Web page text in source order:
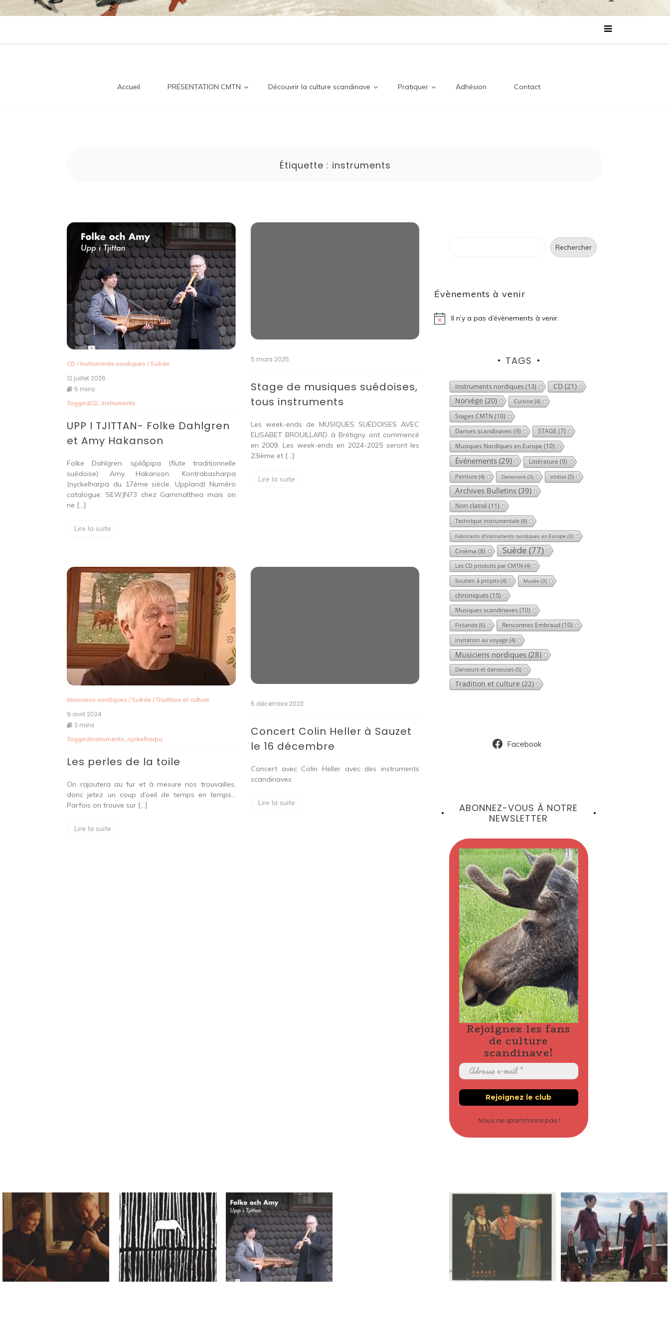
nordiques
Accueil PRÉSENTATION CMTN Découvrir la culture scandinave Pratiquer Adhésion Contact
Étiquette : instruments
CD / Instruments nordiques / Suède
12 juillet 2026
5 mins
TaggedCD, instruments
UPP I TJITTAN- Folke Dahlgren
et Amy Hakanson
Folke Dahlgren: spilåpipa (flute traditionnelle
suédoise) Amy Hakanson: Kontrabasharpa
(nyckelharpa du 17ème siècle, Uppland) Numéro
catalogue: SEWJN73 chez Gammalthea mais on
ne […]
Lire la suite
5 mars 2025
Stage de musiques suédoises,
tous instruments
Les week-ends de MUSIQUES SUÉDOISES AVEC
ELISABET BROUILLARD à Brétigny ont commencé
en 2009. Les week-ends en 2024-2025 seront les
23ième et […]
Lire la suite
Musiciens nordiques / Suède /Tradition et culture
9 avril 2024
3 mins
Taggedinstruments, nyckelharpa
Les perles de la toile
On rajoutera au fur et à mesure nos trouvailles,
donc jetez un coup d’oeil de temps en temps…
Parfois on trouve sur […]
Lire la suite
5 décembre 2023
Concert Colin Heller à Sauzet
le 16 décembre
Concert avec Colin Heller avec des instruments
scandinaves
Lire la suite
Rechercher
Évènements à venir
N
Il n’y a pas d’évènements à venir.
TAGS
Instruments nordiques(13) CD (21)
Norvège (20) Cuisine (4)
Stages CMTN (10)
Danses scandinaves (9) STAGE (7)
Musiques Nordiques en Europe (10)
Événements (29) Littérature (9)
Peinture (4) Danemark (3) voeux (5)
Archives Bulletins(39)
Non classé(11)
Technique instrumentale (6)
Fabricants d'instruments nordiques en Europe (3)
Cinéma (8) Suède (77)
Les CD produits par CMTN (4)
Soutien à projets (4) Musée (3)
chroniques(15)
Musiques scandinaves (10)
Finlande (6) Rencontres Embraud(10)
Invitation au voyage (4)
Musiciens nordiques (28)
Danseurs et danseuses (5)
Tradition et culture (22)
Facebook
ABONNEZ-VOUS À NOTRE
NEWSLETTER
Rejoignez les fans
de culture
scandinave!
Nous ne spammons pas !